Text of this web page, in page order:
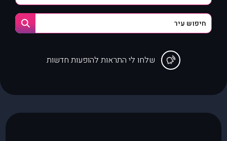
שלחו לי התראות להופעות חדשות